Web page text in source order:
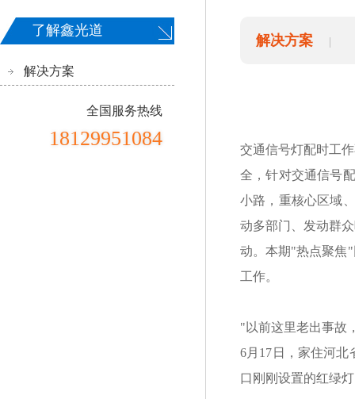
了解鑫光道
解决方案
全国服务热线
18129951084
解决方案
交通信号灯配时工
全，针对交通信号
小路，重核心区域
动多部门、发动群
动。本期"热点聚焦
工作。
"以前这里老出事故
6月17日，家住河
口刚刚设置的红绿